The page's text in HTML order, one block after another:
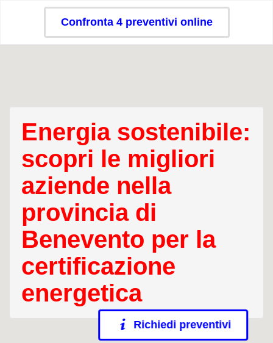
Confronta 4 preventivi online
Energia sostenibile:
scopri le migliori
aziende nella
provincia di
Benevento per la
certificazione
energetica
Richiedi preventivi